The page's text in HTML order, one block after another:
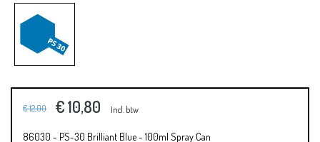
€ 12,00 € 10,80 Incl. btw
86030 - PS-30 Brilliant Blue - 100ml Spray Can